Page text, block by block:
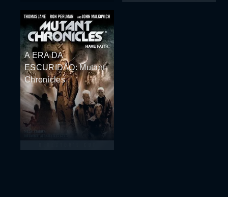
A ERA DA
ESCURIDÃO: Mutant
Chronicles